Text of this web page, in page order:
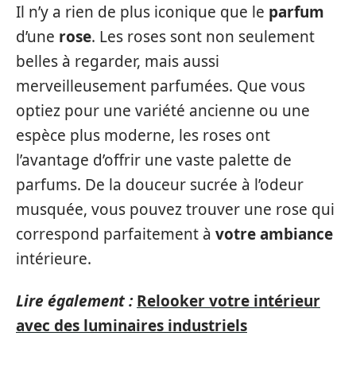
Il n’y a rien de plus iconique que le parfum
d’une rose. Les roses sont non seulement
belles à regarder, mais aussi
merveilleusement parfumées. Que vous
optiez pour une variété ancienne ou une
espèce plus moderne, les roses ont
l’avantage d’offrir une vaste palette de
parfums. De la douceur sucrée à l’odeur
musquée, vous pouvez trouver une rose qui
correspond parfaitement à votre ambiance
intérieure.
Lire également : Relooker votre intérieur
avec des luminaires industriels